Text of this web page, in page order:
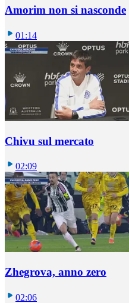
Amorim non si nasconde
01:14
Chivu sul mercato
02:09
Zhegrova, anno zero
02:06